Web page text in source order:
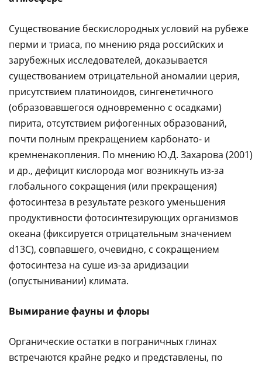
Существование бескислородных условий на рубеже
перми и триаса, по мнению ряда российских и
зарубежных исследователей, доказывается
существованием отрицательной аномалии церия,
присутствием платиноидов, сингенетичного
(образовавшегося одновременно с осадками)
пирита, отсутствием рифогенных образований,
почти полным прекращением карбонато- и
кремненакопления. По мнению Ю.Д. Захарова (2001)
и др., дефицит кислорода мог возникнуть из-за
глобального сокращения (или прекращения)
фотосинтеза в результате резкого уменьшения
продуктивности фотосинтезирующих организмов
океана (фиксируется отрицательным значением
d13С), совпавшего, очевидно, с сокращением
фотосинтеза на суше из-за аридизации
(опустынивании) климата.
Вымирание фауны и флоры
Органические остатки в пограничных глинах
встречаются крайне редко и представлены, по